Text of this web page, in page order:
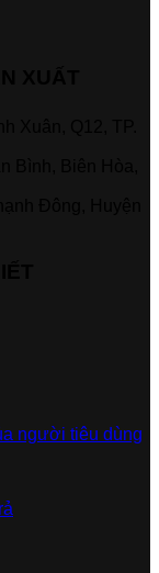
người tiêu dùng